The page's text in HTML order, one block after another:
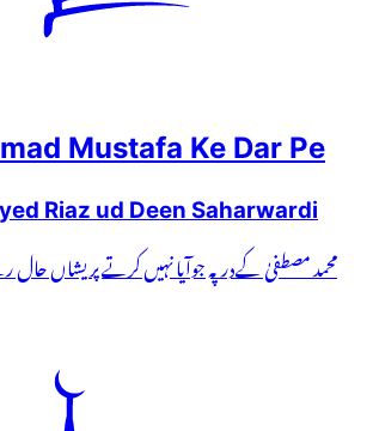
Mustafa Ke Dar Pe
Riaz ud Deen Saharwardi
محمد مصطفیٰ کےدرپہ جوآیا نہیں کرتے پریشاں حال